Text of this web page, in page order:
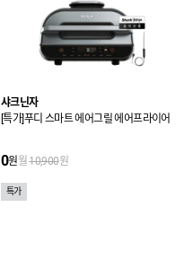
샤크닌자
[특가]푸디 스마트 에어그릴 에어프라이어
0원월10,900원
특가